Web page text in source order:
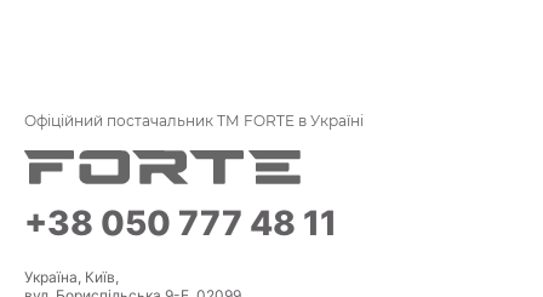
Офіційний постачальник ТМ FORTE в Україні
+38 050 777 48 11
Україна, Київ,